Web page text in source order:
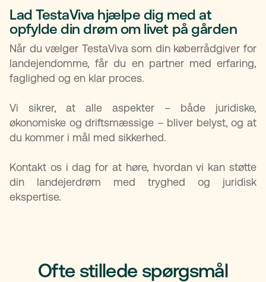
Lad TestaViva hjælpe dig med at
opfylde din drøm om livet på gården
Når du vælger TestaViva som din køberrådgiver for
landejendomme, får du en partner med erfaring,
faglighed og en klar proces.
Vi sikrer, at alle aspekter – både juridiske,
økonomiske og driftsmæssige – bliver belyst, og at
du kommer i mål med sikkerhed.
Kontakt os i dag for at høre, hvordan vi kan støtte
din landejerdrøm med tryghed og juridisk
ekspertise.
Ofte stillede spørgsmål